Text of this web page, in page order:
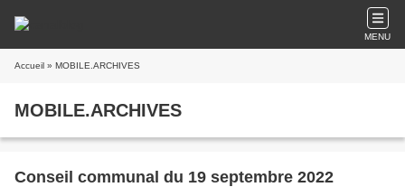
MENU
Accueil » MOBILE.ARCHIVES
MOBILE.ARCHIVES
Conseil communal du 19 septembre 2022